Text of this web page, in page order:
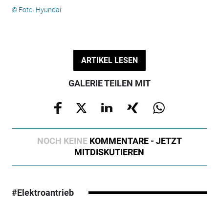
© Foto: Hyundai
ARTIKEL LESEN
GALERIE TEILEN MIT
NOCH KEINE KOMMENTARE - JETZT
MITDISKUTIEREN
#Elektroantrieb